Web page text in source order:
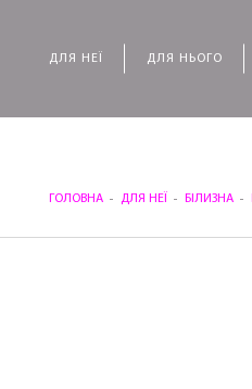
ДЛЯ НЕЇ ДЛЯ НЬОГО
ГОЛОВНА ДЛЯ НЕЇ БІЛИЗНА